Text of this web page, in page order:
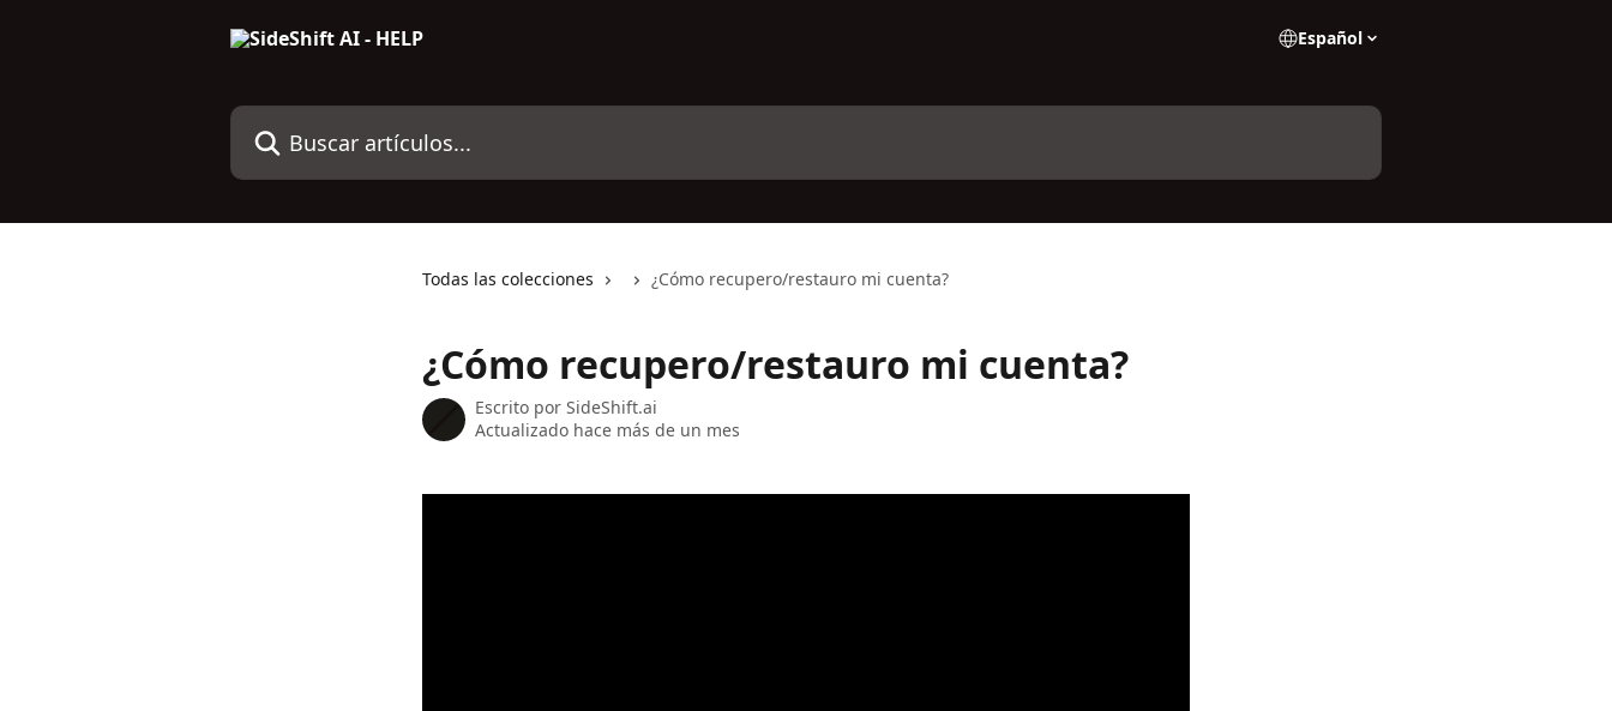
Español
Buscar artículos...
Todas las colecciones ¿Cómo recupero/restauro mi cuenta?
¿Cómo recupero/restauro mi cuenta?
Escrito por SideShift.ai
Actualizado hace más de un mes